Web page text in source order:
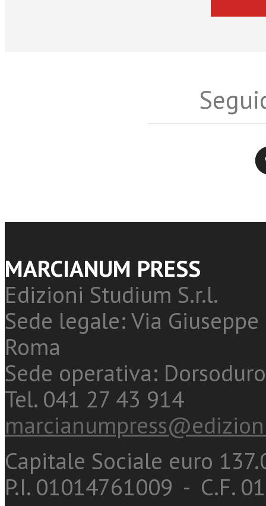
MARCIANUM PRESS
Edizioni Studium S.r.l.
Sede legale: Via
Roma
Sede operativa:
Tel. 041 27 43 914
Capitale Sociale euro
P.I. 01014761009 - C.F.